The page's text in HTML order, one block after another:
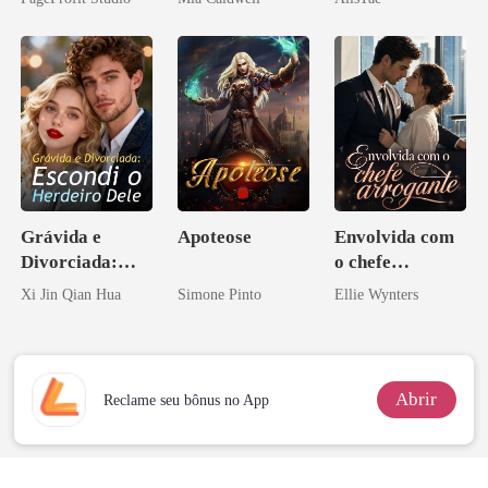
da Híbrida
Grávida e
Divorciada:
Escondi o
Xi Jin Qian Hua
Apoteose
Simone Pinto
Envolvida com
o chefe
arrogante
Ellie Wynters
Reclame seu bônus no App Abrir